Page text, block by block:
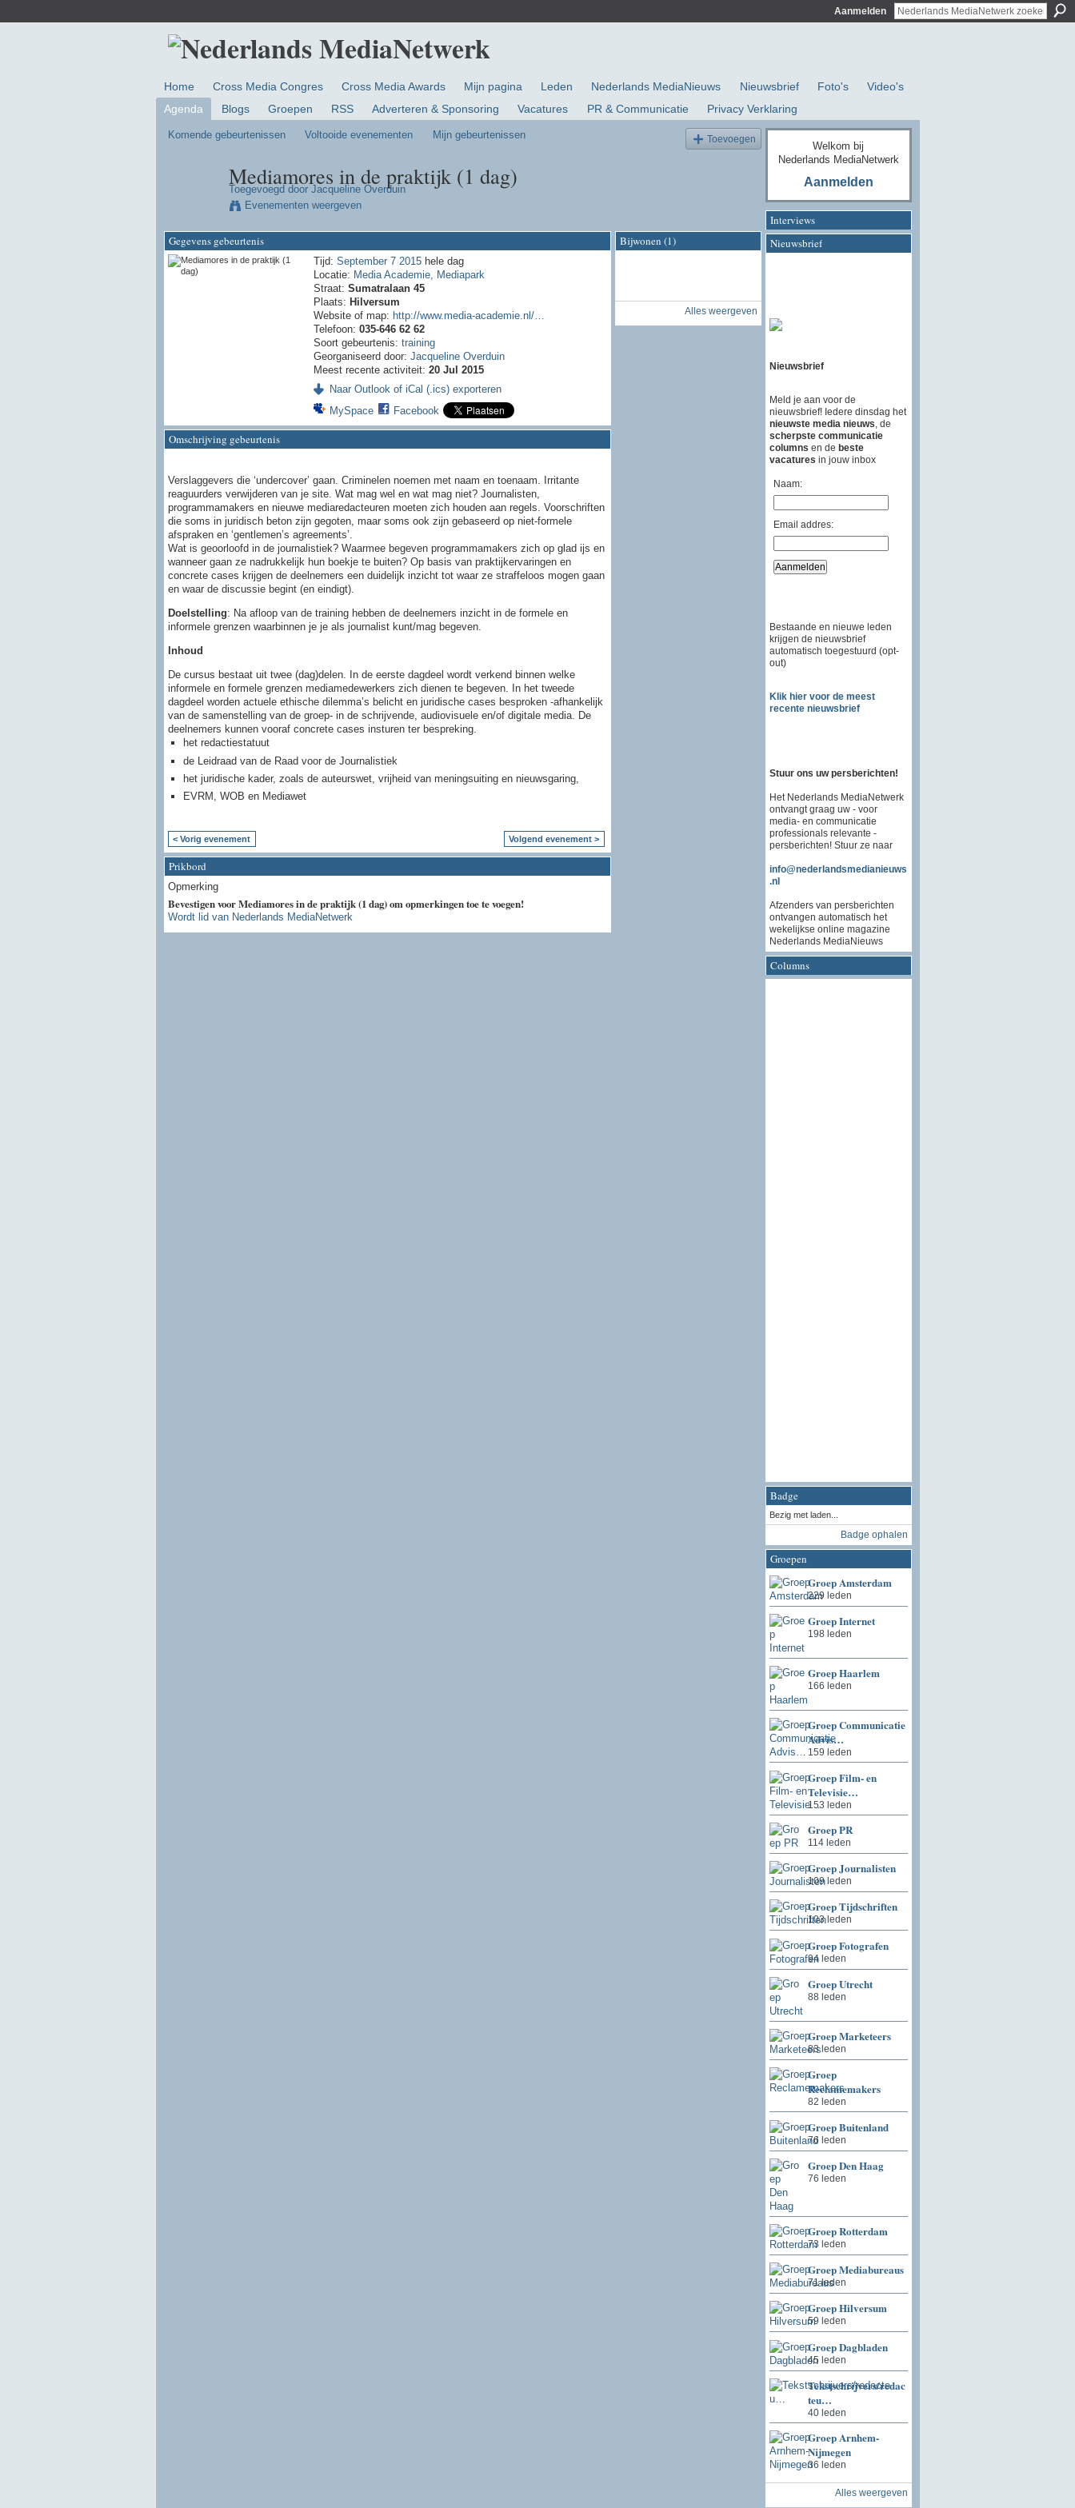
Aanmelden
Home Cross Media Congres Cross Media Awards Mijn pagina Leden Nederlands MediaNieuws Nieuwsbrief Foto's
Video's
Agenda
Blogs Groepen RSS Adverteren & Sponsoring Vacatures PR & Communicatie Privacy Verklaring
Komende gebeurtenissen Voltooide evenementen Mijn gebeurtenissen Toevoegen
Mediamores in de praktijk (1 dag)
Toegevoegd door Jacqueline Overduin
Evenementen weergeven
Gegevens gebeurtenis
Tijd:September 7 2015 hele dag
Locatie: Media Academie, Mediapark
Straat:Sumatralaan 45
Plaats: Hilversum
Website of map: http://www.media-academie.nl/…
Telefoon:035-646 62 62
Soort gebeurtenis:training
Georganiseerd door:Jacqueline Overduin
Meest recente activiteit:20 Jul 2015
Naar Outlook of iCal (.ics) exporteren
MySpace
Facebook
Omschrijving gebeurtenis
Verslaggevers die ‘undercover’ gaan. Criminelen noemen met naam en toenaam. Irritante
reaguurders verwijderen van je site. Wat mag wel en wat mag niet? Journalisten,
programmamakers en nieuwe mediaredacteuren moeten zich houden aan regels. Voorschriften
die soms in juridisch beton zijn gegoten, maar soms ook zijn gebaseerd op niet-formele
afspraken en ‘gentlemen’s agreements’.
Wat is geoorloofd in de journalistiek? Waarmee begeven programmamakers zich op glad ijs en
wanneer gaan ze nadrukkelijk hun boekje te buiten? Op basis van praktijkervaringen en
concrete cases krijgen de deelnemers een duidelijk inzicht tot waar ze straffeloos mogen gaan
en waar de discussie begint (en eindigt).
Doelstelling: Na afloop van de training hebben de deelnemers inzicht in de formele en
informele grenzen waarbinnen je je als journalist kunt/mag begeven.
Inhoud
De cursus bestaat uit twee (dag)delen. In de eerste dagdeel wordt verkend binnen welke
informele en formele grenzen mediamedewerkers zich dienen te begeven. In het tweede
dagdeel worden actuele ethische dilemma’s belicht en juridische cases besproken -afhankelijk
van de samenstelling van de groep- in de schrijvende, audiovisuele en/of digitale media. De
deelnemers kunnen vooraf concrete cases insturen ter bespreking.
het redactiestatuut
de Leidraad van de Raad voor de Journalistiek
het juridische kader, zoals de auteurswet, vrijheid van meningsuiting en nieuwsgaring,
EVRM, WOB en Mediawet
< Vorig evenement Volgend evenement >
Prikbord
Opmerking
Bevestigen voor Mediamores in de praktijk (1 dag) om opmerkingen toe te voegen!
Wordt lid van Nederlands MediaNetwerk
Bijwonen (1)
Alles weergeven
Welkom bij
Nederlands MediaNetwerk
Aanmelden
Interviews
Nieuwsbrief
Nieuwsbrief
Meld je aan voor de
nieuwsbrief! Iedere dinsdag het
nieuwste media nieuws , de
scherpste communicatie
columns en de beste
vacatures in jouw inbox
Naam:
Email addres:
Bestaande en nieuwe leden
krijgen de nieuwsbrief
automatisch toegestuurd (opt-
out)
Klik hier voor de meest
recente nieuwsbrief
Stuur ons uw persberichten!
Het Nederlands MediaNetwerk
ontvangt graag uw - voor
media- en communicatie
professionals relevante -
persberichten! Stuur ze naar
info@nederlandsmedianieuws
.nl
Afzenders van persberichten
ontvangen automatisch het
wekelijkse online magazine
Nederlands MediaNieuws
Columns
Badge
Bezig met laden...
Badge ophalen
Groepen
Groep Amsterdam
229 leden
Groep Internet
198 leden
Groep Haarlem
166 leden
Groep Communicatie
Advis…
159 leden
Groep Film- en
Televisie…
153 leden
Groep PR
114 leden
Groep Journalisten
109 leden
Groep Tijdschriften
103 leden
Groep Fotografen
94 leden
Groep Utrecht
88 leden
Groep Marketeers
83 leden
Groep
Reclamemakers
82 leden
Groep Buitenland
76 leden
Groep Den Haag
76 leden
Groep Rotterdam
73 leden
Groep Mediabureaus
71 leden
Groep Hilversum
59 leden
Groep Dagbladen
45 leden
Tekstschrijvers/redac
teu…
40 leden
Groep Arnhem-
Nijmegen
36 leden
Alles weergeven